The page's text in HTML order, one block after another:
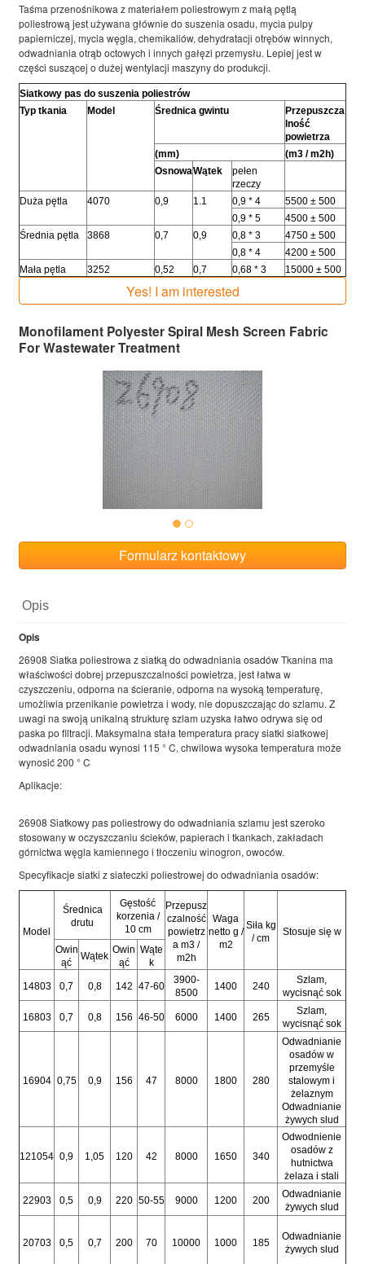
Taśma przenośnikowa z materiałem poliestrowym z małą pętlą
poliestrową jest używana głównie do suszenia osadu, mycia pulpy
papierniczej, mycia węgla, chemikaliów, dehydratacji otrębów winnych,
odwadniania otrąb octowych i innych gałęzi przemysłu. Lepiej jest w
części suszącej o dużej wentylacji maszyny do produkcji.
Siatkowy pas do suszenia poliestrów
Typ tkania
Model Średnica gwintu
Przepuszcza
lność
powietrza
(mm)
(m3 / m2h)
OsnowaWątek
pełen
rzeczy
Duża pętla
4070 0,9 1.1 0,9 * 4
5500 ± 500
0,9 * 5
4500 ± 500
Średnia pętla
3868 0,7 0,9 0,8 * 3
4750 ± 500
0,8 * 4
4200 ± 500
Mała pętla
3252 0,52 0,7 0,68 * 3 15000 ± 500
Yes! I am interested
Monofilament Polyester Spiral Mesh Screen Fabric
For Wastewater Treatment
Formularz kontaktowy
Opis
Opis
26908 Siatka poliestrowa z siatką do odwadniania osadów Tkanina ma
właściwości dobrej przepuszczalności powietrza, jest łatwa w
czyszczeniu, odporna na ścieranie, odporna na wysoką temperaturę,
umożliwia przenikanie powietrza i wody, nie dopuszczając do szlamu. Z
uwagi na swoją unikalną strukturę szlam uzyska łatwo odrywa się od
paska po filtracji. Maksymalna stała temperatura pracy siatki siatkowej
odwadniania osadu wynosi 115 ° C, chwilowa wysoka temperatura może
wynosić 200 ° C
Aplikacje:
26908 Siatkowy pas poliestrowy do odwadniania szlamu jest szeroko
stosowany w oczyszczaniu ścieków, papierach i tkankach, zakładach
górnictwa węgla kamiennego i tłoczeniu winogron, owoców.
Specyfikacje siatki z siateczki poliestrowej do odwadniania osadów:
Model
Średnica
drutu
Gęstość
korzenia /
10 cm
Przepusz
czalność
powietrz
a m3 /
m2h
Waga
netto g /
m2
Siła kg
/ cm
Stosuje się w
Owin
ąć
Wątek
Owin
ąć
Wąte
k
14803 0,7 0,8 142 47-60
3900-
8500
1400 240
Szlam,
wycisnąć sok
16803 0,7 0,8 156 46-50 6000 1400 265
Szlam,
wycisnąć sok
16904 0,75 0,9 156 47 8000 1800 280
Odwadnianie
osadów w
przemyśle
stalowym i
żelaznym
Odwadnianie
żywych slud
121054 0,9 1,05 120 42 8000 1650 340
Odwodnienie
osadów z
hutnictwa
żelaza i stali
22903 0,5 0,9 220 50-55 9000 1200 200
Odwadnianie
żywych slud
20703 0,5 0,7 200 70 10000 1000 185
Odwadnianie
żywych slud